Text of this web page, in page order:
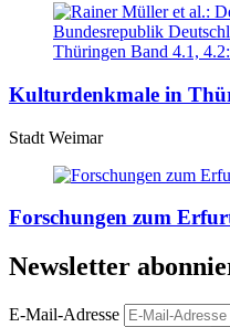
Kulturdenkmale in
Stadt Weimar
Forschungen zum
Newsletter
E-Mail-Adresse